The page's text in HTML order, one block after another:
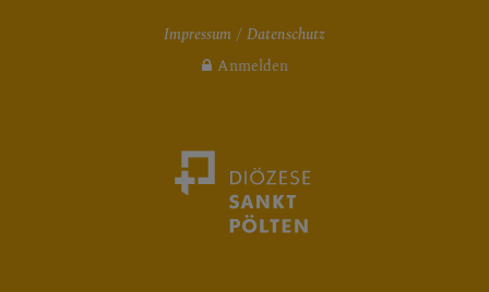
Impressum
Datenschutz
Anmelden